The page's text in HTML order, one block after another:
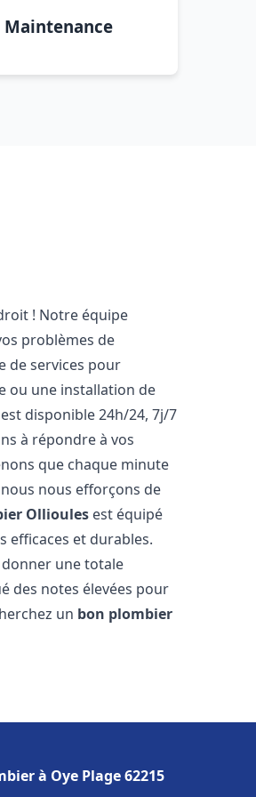
Maintenance
! Notre équipe
problèmes de
de services pour
ou une installation de
disponible 24h/24, 7j/7
à répondre à vos
que chaque minute
nous efforçons de
Ollioules est équipé
efficaces et durables.
une totale
des notes élevées pour
un bon plombier
à Oye Plage 62215